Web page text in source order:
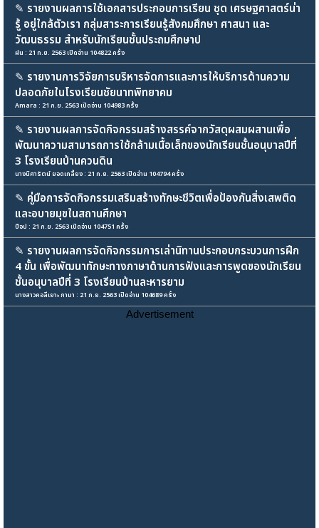
✎ รายงานผลการใช้เอกสารประกอบการเรียน ชุด เศรษฐศาสตร์น่า
รู้ อยู่ใกล้ตัวเรา กลุ่มสาระการเรียนรู้สังคมศึกษา ศาสนา และ
วัฒนธรรม สำหรับนักเรียนชั้นประถมศึกษาป
ฝน : 21 ก.ย. 2563 เปิดอ่าน 104822 ครั้ง
✎ รายงานการวิจัยการบริหารจัดการและการให้บริการด้านความ
ปลอดภัยในโรงเรียนชัยนาทพิทยาคม
Amara : 21 ก.ย. 2563 เปิดอ่าน 104983 ครั้ง
✎ รายงานผลการจัดกิจกรรมสร้างสรรค์จากวัสดุผสมผสานเพื่อ
พัฒนาความสามารถการใช้กล้ามเนื้อเล็กของนักเรียนชั้นอนุบาลปีที่
3 โรงเรียนบ้านควนดิน
นางนิศารัตน์ ยอดเกลี้ยง : 21 ก.ย. 2563 เปิดอ่าน 104794 ครั้ง
✎ คู่มือการจัดกิจกรรมเสริมสร้างทักษะชีวิตเพื่อป้องกันสิ่งเสพติด
และอบายมุขในสถานศึกษา
ป๊อป : 21 ก.ย. 2563 เปิดอ่าน 104751 ครั้ง
✎ รายงานผลการจัดกิจกรรมการเล่านิทานประกอบกระบวนการฝึก
4 ขั้น เพื่อพัฒนาทักษะทางภาษาด้านการฟังและการพูดของนักเรียน
ชั้นอนุบาลปีที่ 3 โรงเรียนบ้านละหารยาม
นางสาวคอลีเยาะ กามา : 21 ก.ย. 2563 เปิดอ่าน 104689 ครั้ง
Advertisement